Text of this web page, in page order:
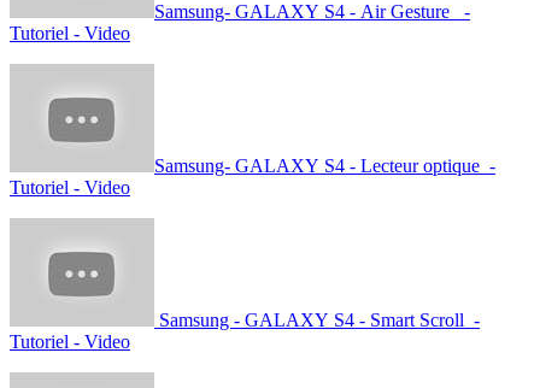
Samsung- GALAXY S4 - Air Gesture -
Tutoriel - Video
Samsung- GALAXY S4 - Lecteur optique -
Tutoriel - Video
Samsung - GALAXY S4 - Smart Scroll -
Tutoriel - Video